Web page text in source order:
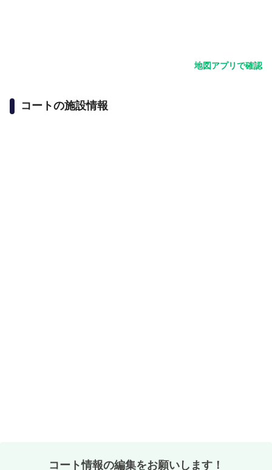
地図アプリで確認
コートの施設情報
コート情報の編集をお願いします！